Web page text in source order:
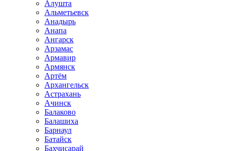
Алушта
Альметьевск
Анадырь
Анапа
Ангарск
Арзамас
Армавир
Армянск
Артём
Архангельск
Астрахань
Ачинск
Балаково
Балашиха
Барнаул
Батайск
Бахчисарай